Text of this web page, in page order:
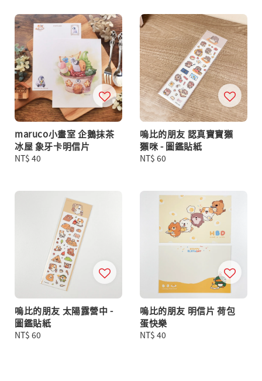
maruco小畫室 企鵝抹茶
冰屋 象牙卡明信片
Regular
NT$ 40
嗚比的朋友 認真寶寶獺
獺咪 - 圖鑑貼紙
Regular
NT$ 60
嗚比的朋友 太陽露營中 -
圖鑑貼紙
Regular
NT$ 60
嗚比的朋友 明信片 荷包
蛋快樂
Regular
NT$ 40